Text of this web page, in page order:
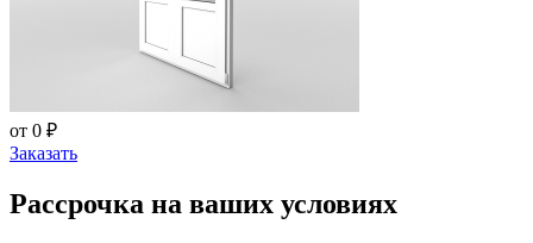
от 0 ₽
Заказать
Рассрочка на ваших условиях